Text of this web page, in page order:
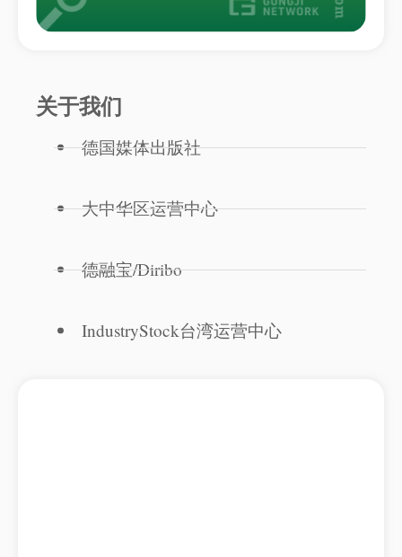
关于我们
德国媒体出版社
大中华区运营中心
德融宝/Diribo
IndustryStock台湾运营中心